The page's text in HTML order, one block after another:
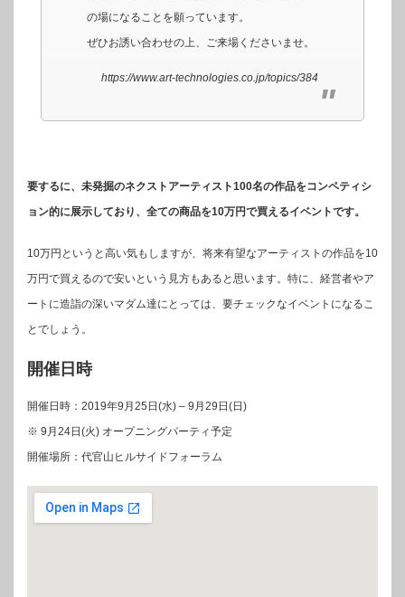
の場になることを願っています。
ぜひお誘い合わせの上、ご来場くださいませ。
https://www.art-technologies.co.jp/topics/384
要するに、未発掘のネクストアーティスト100名の作品をコンペティシ
ョン的に展示しており、全ての商品を10万円で買えるイベントです。
10万円というと高い気もしますが、将来有望なアーティストの作品を10
万円で買えるので安いという見方もあると思います。特に、経営者やア
ートに造詣の深いマダム達にとっては、要チェックなイベントになるこ
とでしょう。
開催日時
開催日時：2019年9月25日(水) – 9月29日(日)
※ 9月24日(火) オープニングパーティ予定
開催場所：代官山ヒルサイドフォーラム